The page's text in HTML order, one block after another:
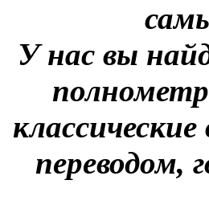
У нас вы
переводом,